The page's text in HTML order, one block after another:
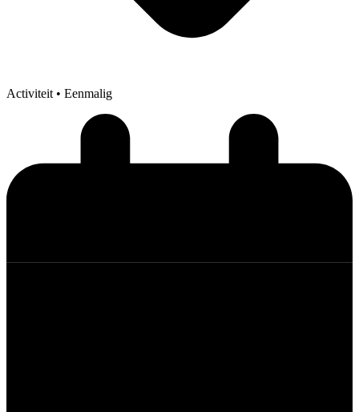
Activiteit • Eenmalig